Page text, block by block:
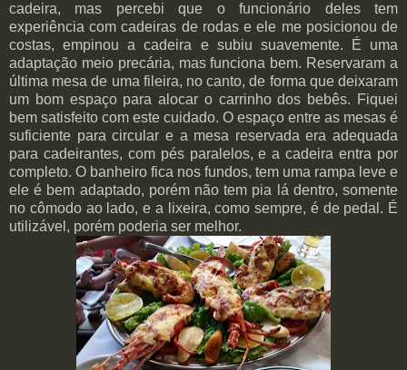
cadeira, mas percebi que o funcionário deles tem
experiência com cadeiras de rodas e ele me posicionou de
costas, empinou a cadeira e subiu suavemente. É uma
adaptação meio precária, mas funciona bem. Reservaram a
última mesa de uma fileira, no canto, de forma que deixaram
um bom espaço para alocar o carrinho dos bebês. Fiquei
bem satisfeito com este cuidado. O espaço entre as mesas é
suficiente para circular e a mesa reservada era adequada
para cadeirantes, com pés paralelos, e a cadeira entra por
completo. O banheiro fica nos fundos, tem uma rampa leve e
ele é bem adaptado, porém não tem pia lá dentro, somente
no cômodo ao lado, e a lixeira, como sempre, é de pedal. É
utilizável, porém poderia ser melhor.